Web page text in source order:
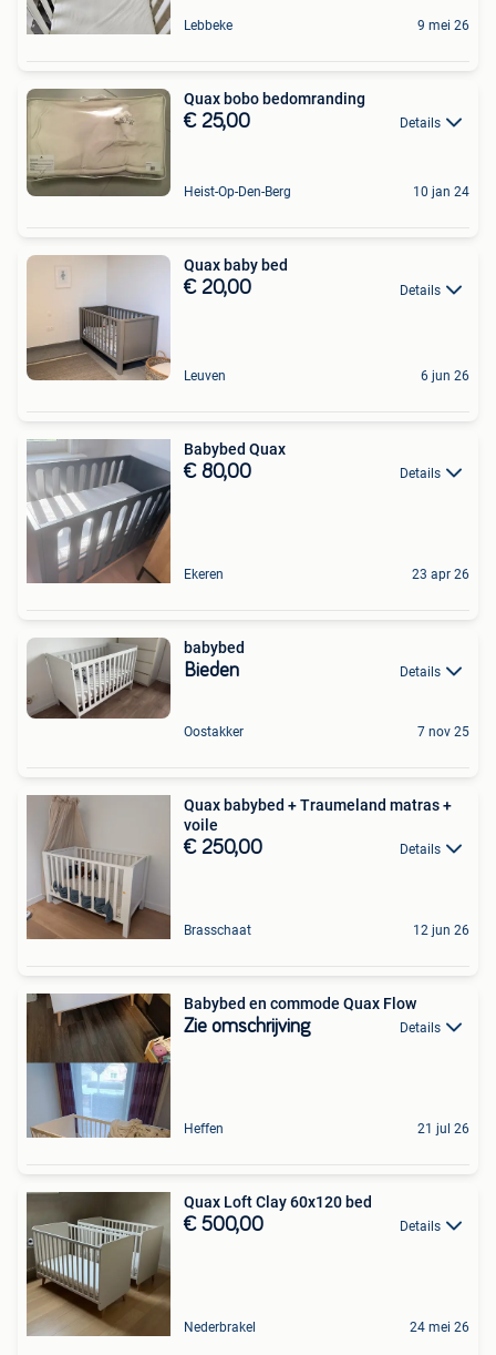
Lebbeke 9 mei 26
Quax bobo bedomranding
€ 25,00 Details
Heist-Op-Den-Berg 10 jan 24
Quax baby bed
€ 20,00 Details
Leuven 6 jun 26
Babybed Quax
€ 80,00 Details
Ekeren 23 apr 26
babybed
Bieden Details
Oostakker 7 nov 25
Quax babybed + Traumeland matras +
voile
€ 250,00 Details
Brasschaat 12 jun 26
Babybed en commode Quax Flow
Zie omschrijving Details
Heffen 21 jul 26
Quax Loft Clay 60x120 bed
€ 500,00 Details
Nederbrakel 24 mei 26